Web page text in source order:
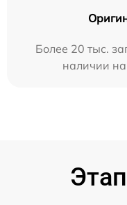
Более 20 тыс.
наличии